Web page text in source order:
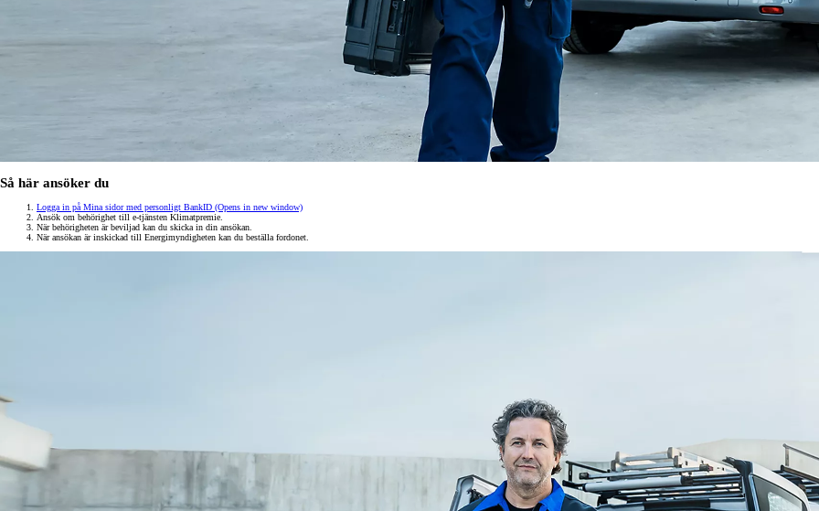
Från 360 900 kr
Så här ansöker du
Logga in på Mina sidor med personligt BankID (Opens in new window)
Ansök om behörighet till e-tjänsten Klimatpremie.
När behörigheten är beviljad kan du skicka in din ansökan.
När ansökan är inskickad till Energimyndigheten kan du beställa fordonet.